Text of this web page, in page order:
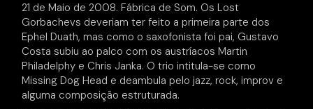
21 de Maio de 2008. Fábrica de Som. Os Lost
Gorbachevs deveriam ter feito a primeira parte dos
Ephel Duath, mas como o saxofonista foi pai, Gustavo
Costa subiu ao palco com os austríacos Martin
Philadelphy e Chris Janka. O trio intitula-se como
Missing Dog Head e deambula pelo jazz, rock, improv e
alguma composição estruturada.